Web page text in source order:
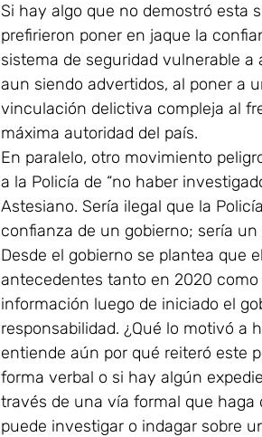
Si hay algo que no demostró esta
prefirieron poner en jaque la
sistema de seguridad vulnerable
aun siendo advertidos, al poner a
vinculación delictiva compleja al
máxima autoridad del país.
En paralelo, otro movimiento
a la Policía de “no haber
Astesiano. Sería ilegal que la
confianza de un gobierno; sería
Desde el gobierno se plantea que
antecedentes tanto en 2020
información luego de iniciado el
responsabilidad. ¿Qué lo motivó a
entiende aún por qué reiteró este
forma verbal o si hay algún
través de una vía formal que haga
puede investigar o indagar sobre